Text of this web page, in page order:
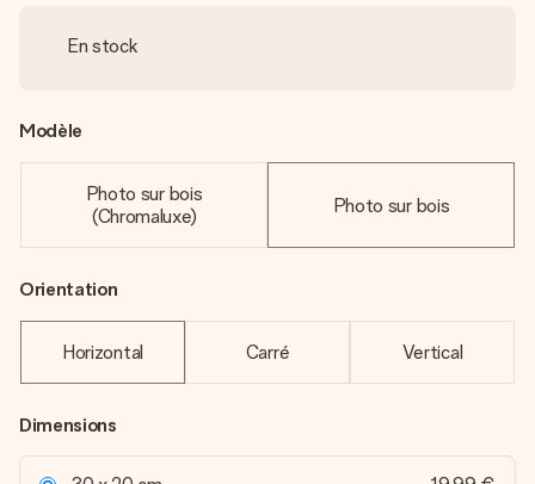
En stock
Modèle
Photo sur bois
(Chromaluxe)
Photo sur bois
Orientation
Horizontal Carré Vertical
Dimensions